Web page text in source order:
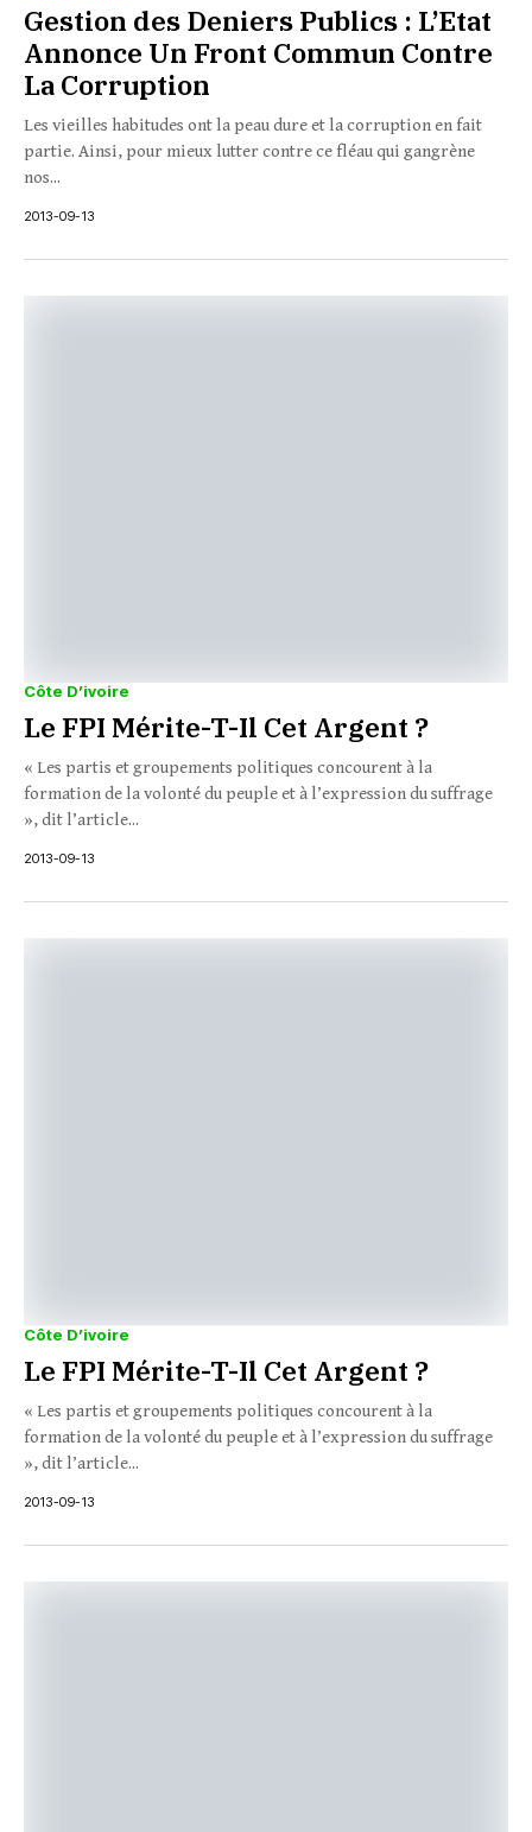
Gestion des Deniers Publics : L’Etat
Annonce Un Front Commun Contre
La Corruption
Les vieilles habitudes ont la peau dure et la corruption en fait
partie. Ainsi, pour mieux lutter contre ce fléau qui gangrène
nos...
2013-09-13
Côte D’ivoire
Le FPI Mérite-T-Il Cet Argent ?
« Les partis et groupements politiques concourent à la
formation de la volonté du peuple et à l’expression du suffrage
», dit l’article...
2013-09-13
Côte D’ivoire
Le FPI Mérite-T-Il Cet Argent ?
« Les partis et groupements politiques concourent à la
formation de la volonté du peuple et à l’expression du suffrage
», dit l’article...
2013-09-13